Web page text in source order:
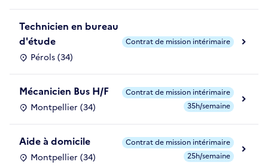
Technicien en bureau
d'étude
Pérols (34)
Contrat de mission intérimaire
Mécanicien Bus H/F
Montpellier (34)
Contrat de mission intérimaire
35h/semaine
Aide à domicile
Montpellier (34)
Contrat de mission intérimaire
25h/semaine